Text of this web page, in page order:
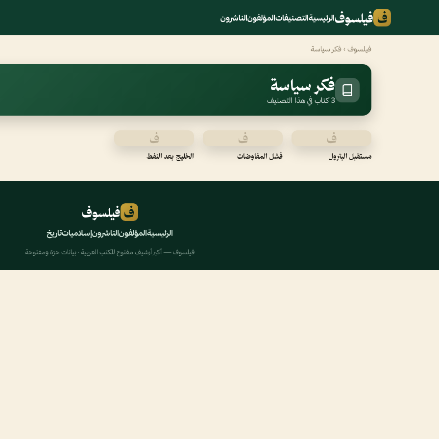
ف فيلسوفالرئيسيةالتصنيفاتالمؤلفونالناشرون
فيلسوف › فكر سياسة
فكر سياسة
3 كتاب في هذا التصنيف
ف
مستقبل البترول
ف
فشل المفاوضات
ف
الخليج بعد النفط
ف فيلسوف
الرئيسيةالمؤلفونالناشرونإسلامياتتاريخ
فيلسوف — أكبر أرشيف مفتوح للكتب العربية · بيانات حرّة ومفتوحة